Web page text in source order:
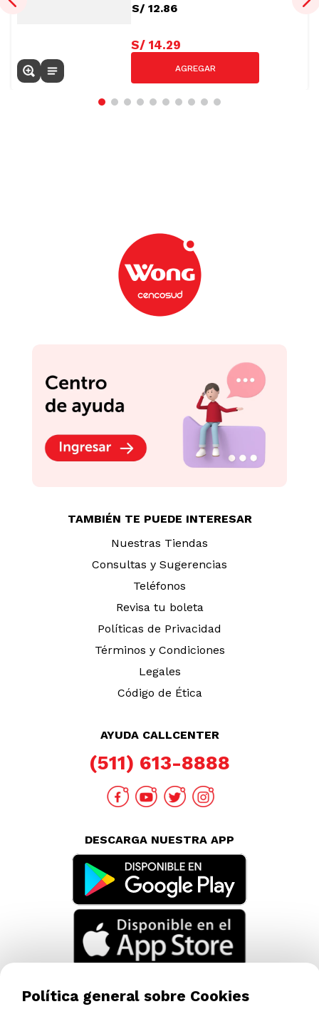
S/ 12.86
S/ 14.29
TAMBIÉN TE PUEDE INTERESAR
Nuestras Tiendas
Consultas y Sugerencias
Teléfonos
Revisa tu boleta
Políticas de Privacidad
Términos y Condiciones
Legales
Código de Ética
AYUDA CALLCENTER
(511) 613-8888
DESCARGA NUESTRA APP
Política general sobre Cookies